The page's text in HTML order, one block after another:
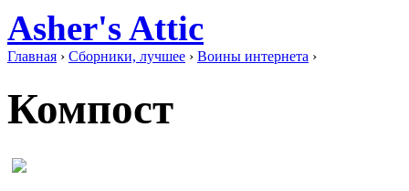
Asher's Attic
Главная › Сборники, лучшее › Воины интернета ›
Компост